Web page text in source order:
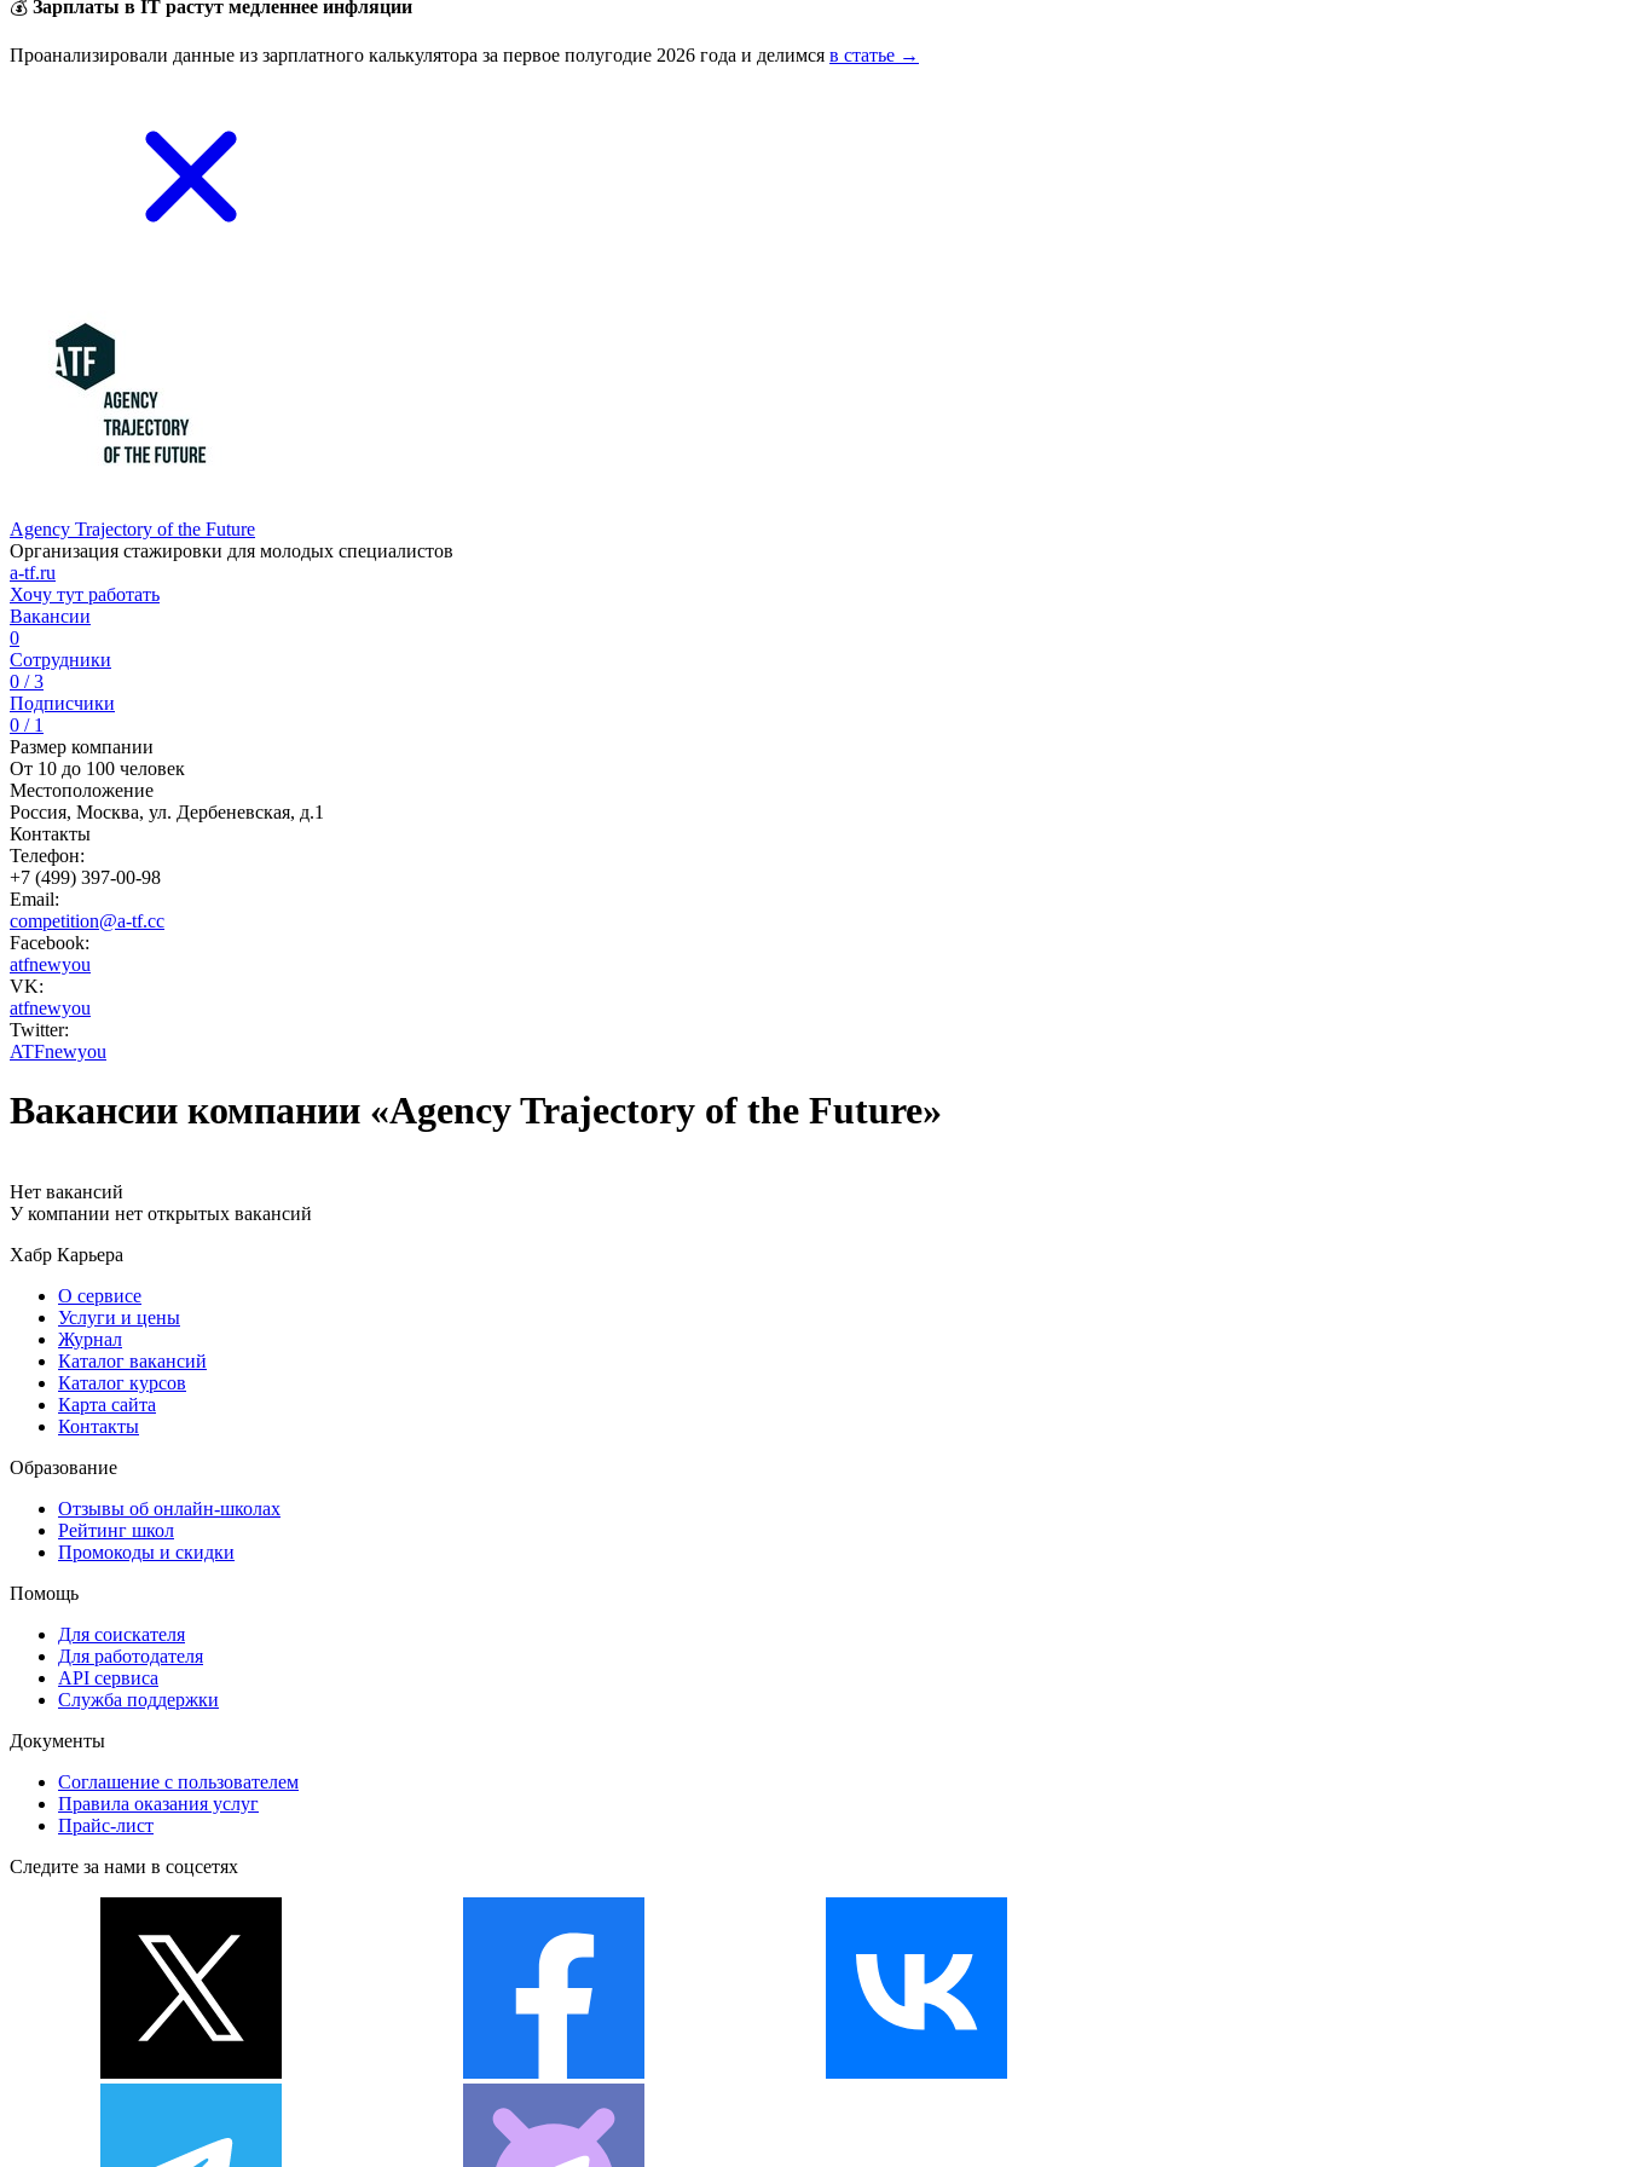
💰 Зарплаты в IT растут медленнее инфляции
Проанализировали данные из зарплатного калькулятора за первое полугодие 2026 года и делимся в статье →
Agency Trajectory of the Future
Организация стажировки для молодых специалистов
a-tf.ru
Хочу тут работать
Вакансии
0
Сотрудники
0 / 3
Подписчики
0 / 1
Размер компании
От 10 до 100 человек
Местоположение
Россия, Москва, ул. Дербеневская, д.1
Контакты
Телефон:
+7 (499) 397-00-98
Email:
competition@a-tf.cc
Facebook:
atfnewyou
VK:
atfnewyou
Twitter:
ATFnewyou
Вакансии компании «Agency Trajectory of the Future»
Нет вакансий
У компании нет открытых вакансий
Хабр Карьера
О сервисе
Услуги и цены
Журнал
Каталог вакансий
Каталог курсов
Карта сайта
Контакты
Образование
Отзывы об онлайн-школах
Рейтинг школ
Промокоды и скидки
Помощь
Для соискателя
Для работодателя
API сервиса
Служба поддержки
Документы
Соглашение с пользователем
Правила оказания услуг
Прайс-лист
Следите за нами в соцсетях